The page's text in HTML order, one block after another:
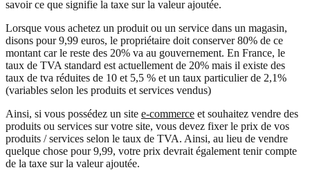
savoir ce que signifie la taxe sur la valeur ajoutée.
Lorsque vous achetez un produit ou un service dans un magasin,
disons pour 9,99 euros, le propriétaire doit conserver 80% de ce
montant car le reste des 20% va au gouvernement. En France, le
taux de TVA standard est actuellement de 20% mais il existe des
taux de tva réduites de 10 et 5,5 % et un taux particulier de 2,1%
(variables selon les produits et services vendus)
Ainsi, si vous possédez un site e-commerce et souhaitez vendre des
produits ou services sur votre site, vous devez fixer le prix de vos
produits / services selon le taux de TVA. Ainsi, au lieu de vendre
quelque chose pour 9,99, votre prix devrait également tenir compte
de la taxe sur la valeur ajoutée.